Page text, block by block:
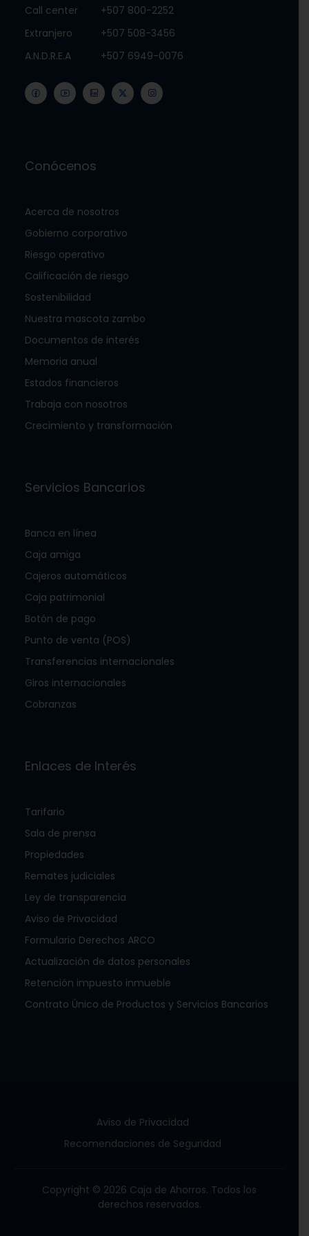
Call center
+507 800-2252
Extranjero
+507 508-3456
A.N.D.R.E.A
+507 6949-0076
Conócenos
Acerca de nosotros
Gobierno corporativo
Riesgo operativo
Calificación de riesgo
Sostenibilidad
Nuestra mascota zambo
Documentos de interés
Memoria anual
Estados financieros
Trabaja con nosotros
Crecimiento y transformación
Servicios Bancarios
Banca en línea
Caja amiga
Cajeros automáticos
Caja patrimonial
Botón de pago
Punto de venta (POS)
Transferencias internacionales
Giros internacionales
Cobranzas
Enlaces de Interés
Tarifario
Sala de prensa
Propiedades
Remates judiciales
Ley de transparencia
Aviso de Privacidad
Formulario Derechos ARCO
Actualización de datos personales
Retención impuesto inmueble
Contrato Único de Productos y Servicios Bancarios
Aviso de Privacidad
Recomendaciones de Seguridad
Copyright © 2026 Caja de Ahorros. Todos los
derechos reservados.